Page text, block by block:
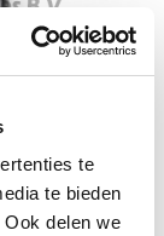
te
te bieden
delen we